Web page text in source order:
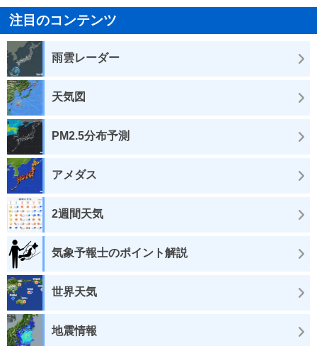
注目のコンテンツ
雨雲レーダー
天気図
PM2.5分布予測
アメダス
2週間天気
気象予報士のポイント解説
世界天気
地震情報